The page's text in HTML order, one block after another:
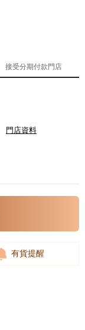
接受分期付款門店
門店資料
有貨提醒